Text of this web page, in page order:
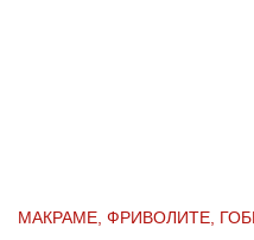
МАКРАМЕ, ФРИВОЛИТЕ,